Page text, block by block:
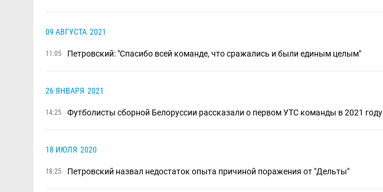
09 АВГУСТА 2021
11:05 Петровский: "Спасибо всей команде, что сражались и были единым целым"
26 ЯНВАРЯ 2021
14:25 Футболисты сборной Белоруссии рассказали о первом УТС команды в 2021 году
18 ИЮЛЯ 2020
18:25 Петровский назвал недостаток опыта причиной поражения от "Дельты"